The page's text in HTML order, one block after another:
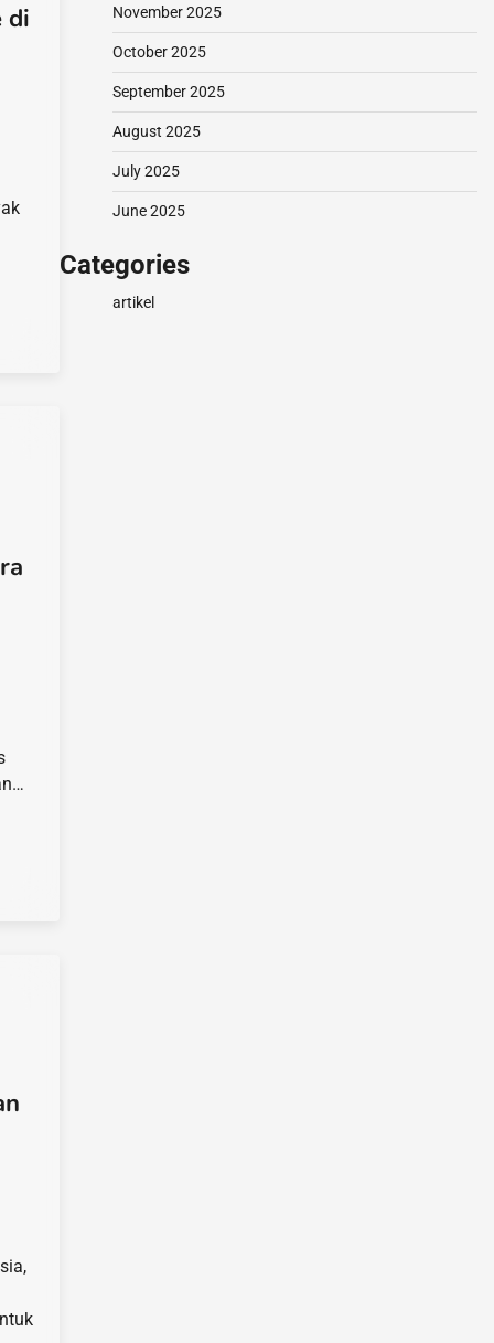
di November 2025
October 2025
September 2025
August 2025
July 2025
June 2025
Categories
artikel